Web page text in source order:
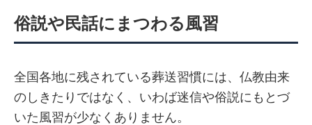
俗説や民話にまつわる風習
全国各地に残されている葬送習慣には、仏教由来
のしきたりではなく、いわば迷信や俗説にもとづ
いた風習が少なくありません。